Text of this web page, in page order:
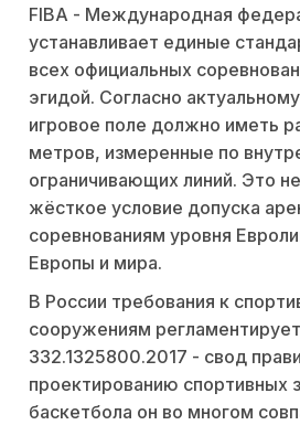
FIBA - Международная
устанавливает единые
всех официальных
эгидой. Согласно
игровое поле должно иметь
метров, измеренные по
ограничивающих линий. Это
жёсткое условие допуска
соревнованиям уровня
Европы и мира.
В России требования к
сооружениям
332.1325800.2017 - свод
проектированию спортивных
баскетбола он во многом